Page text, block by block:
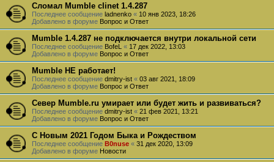
Сломал Mumble clinet 1.4.287
Последнее сообщение ladnenko « 10 янв 2023, 18:26
Добавлено в форуме Вопрос и Ответ
Mumble 1.4.287 не подключается внутри локальной сети
Последнее сообщение BofeL « 17 дек 2022, 13:03
Добавлено в форуме Вопрос и Ответ
Mumble НЕ работает!
Последнее сообщение dmitry-ist « 03 авг 2021, 18:09
Добавлено в форуме Вопрос и Ответ
Север Mumble.ru умирает или будет жить и развиваться?
Последнее сообщение dmitry-ist « 21 фев 2021, 13:21
Добавлено в форуме Вопрос и Ответ
С Новым 2021 Годом Быка и Рождеством
Последнее сообщение B0nuse « 31 дек 2020, 13:09
Добавлено в форуме Новости